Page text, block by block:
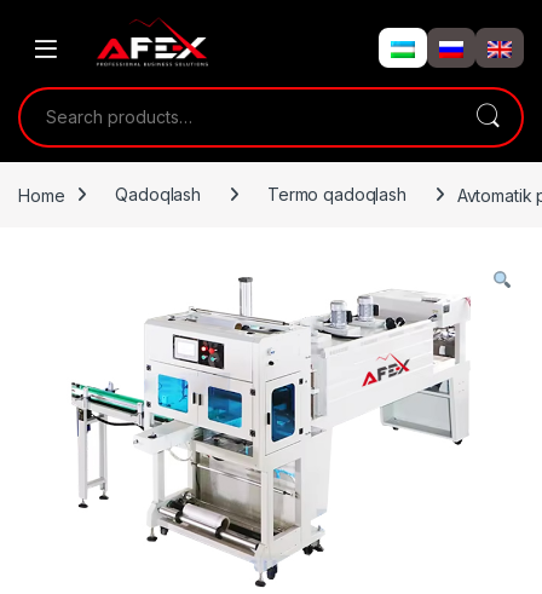
Search for:
Home Qadoqlash Termo qadoqlash Avtomatik